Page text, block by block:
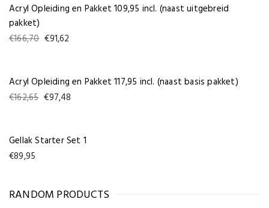
Acryl Opleiding en Pakket 109,95 incl. (naast uitgebreid
pakket)
€166,70 Oorspronkelijke
€166,70.
€91,62
€91,62.
Acryl Opleiding en Pakket 117,95 incl. (naast basis pakket)
€162,65 Oorspronkelijke
€162,65.
€97,48
€97,48.
Gellak Starter Set 1
€89,95
RANDOM PRODUCTS